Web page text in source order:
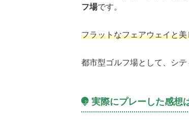
フ場です。
フラットなフェアウェイと
都市型ゴルフ場として、シ
実際にプレーした感想